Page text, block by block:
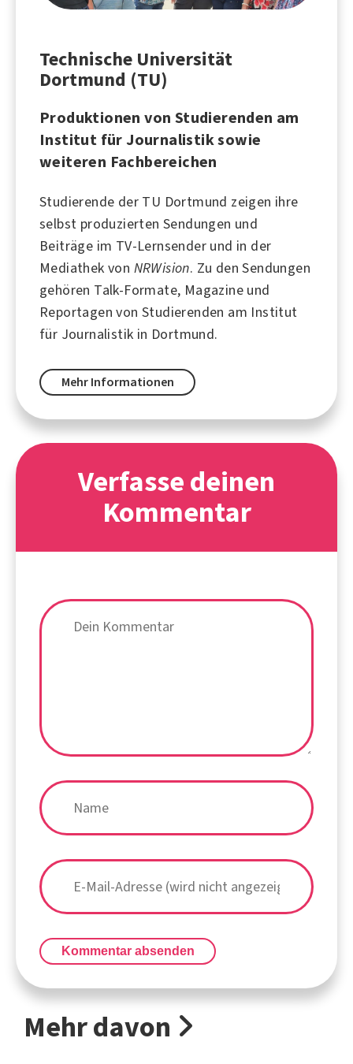
Technische Universität
Dortmund (TU)
Produktionen von Studierenden am
Institut für Journalistik sowie
weiteren Fachbereichen
Studierende der TU Dortmund zeigen ihre
selbst produzierten Sendungen und
Beiträge im TV-Lernsender und in der
Mediathek von NRWision. Zu den Sendungen
gehören Talk-Formate, Magazine und
Reportagen von Studierenden am Institut
für Journalistik in Dortmund.
Mehr Informationen
Verfasse deinen
Kommentar
Kommentar absenden
Mehr davon